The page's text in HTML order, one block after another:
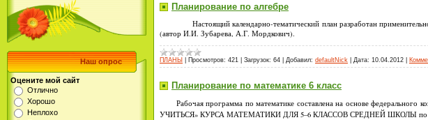
Наш опрос
Оцените мой сайт
Отлично
Хорошо
Неплохо
Планирование по алгебре
Настоящий календарно-тематический план разработан
(автор И.И. Зубарева, А.Г. Мордкович).
ПЛАНЫ Просмотров: 421 Загрузок: 64 Добавил: defaultNick Дата: 10.04.2012
Планирование по математике 6 класс
Рабочая программа по математике составлена на основе
УЧИТЬСЯ» КУРСА МАТЕМАТИКИ ДЛЯ 5–6 КЛАССОВ СРЕДНЕЙ ШКОЛЫ по